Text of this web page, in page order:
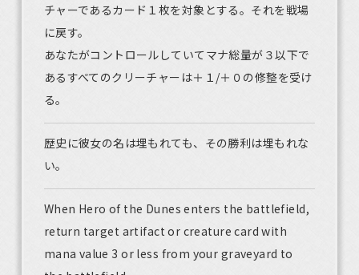
チャーであるカード１枚を対象とする。それを戦場
に戻す。
あなたがコントロールしていてマナ総量が３以下で
あるすべてのクリーチャーは＋１/＋０の修整を受け
る。
歴史に彼女の名は埋もれても、その勝利は埋もれな
い。
When Hero of the Dunes enters the battlefield,
return target artifact or creature card with
mana value 3 or less from your graveyard to